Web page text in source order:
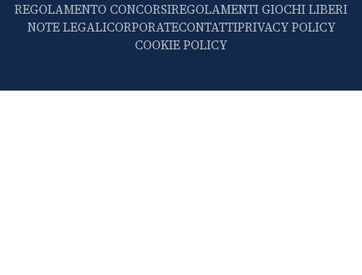
REGOLAMENTO CONCORSIREGOLAMENTI GIOCHI LIBERI
NOTE LEGALICORPORATECONTATTIPRIVACY POLICY
COOKIE POLICY